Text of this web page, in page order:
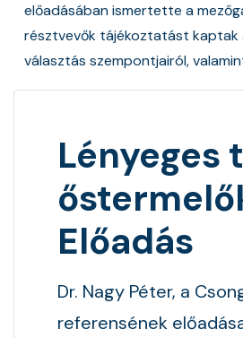
előadásában ismertette a
résztvevők tájékoztatást kaptak
választás szempontjairól,
Lényeges
Előadás
Dr. Nagy Péter, a
referensének